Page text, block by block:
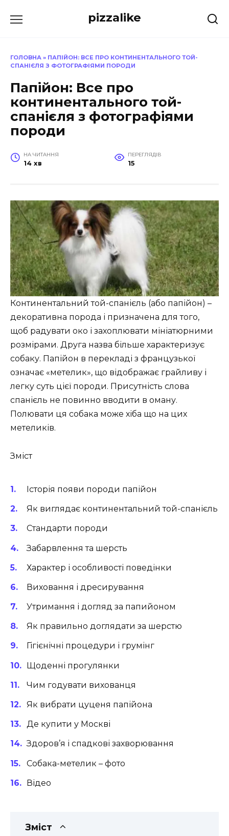
до
pizzalike
ГОЛОВНА » ПАПІЙОН: ВСЕ ПРО КОНТИНЕНТАЛЬНОГО ТОЙ-
СПАНІЄЛЯ З ФОТОГРАФІЯМИ ПОРОДИ
Папійон: Все про
континентального той-
спанієля з фотографіями
породи
НА ЧИТАННЯ
14 хв
ПЕРЕГЛЯДІВ
15
Континентальний той-спанієль (або папійон) –
декоративна порода і призначена для того,
щоб радувати око і захоплювати мініатюрними
розмірами. Друга назва більше характеризує
собаку. Папійон в перекладі з французької
означає «метелик», що відображає грайливу і
легку суть цієї породи. Присутність слова
спанієль не повинно вводити в оману.
Полювати ця собака може хіба що на цих
метеликів.
Зміст
Історія появи породи папійон
Як виглядає континентальний той-спанієль
Стандарти породи
Забарвлення та шерсть
Характер і особливості поведінки
Виховання і дресирування
Утримання і догляд за папийоном
Як правильно доглядати за шерстю
Гігієнічні процедури і грумінг
Щоденні прогулянки
Чим годувати вихованця
Як вибрати цуценя папійона
Де купити у Москві
Здоров’я і спадкові захворювання
Собака-метелик – фото
Відео
Зміст